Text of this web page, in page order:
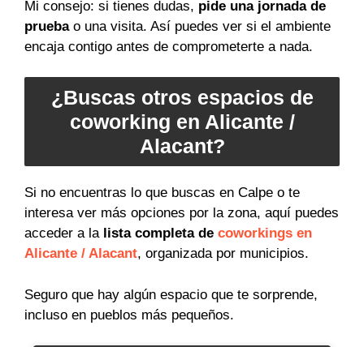
Mi consejo: si tienes dudas, pide una jornada de
pruebao una visita. Así puedes ver si el ambiente
encaja contigo antes de comprometerte a nada.
¿Buscas otros espacios de
coworking en Alicante /
Alacant?
Si no encuentras lo que buscas en Calpe o te
interesa ver más opciones por la zona, aquí puedes
acceder a lalista completa de coworkings en
Alicante / Alacant, organizada por municipios.
Seguro que hay algún espacio que te sorprende,
incluso en pueblos más pequeños.